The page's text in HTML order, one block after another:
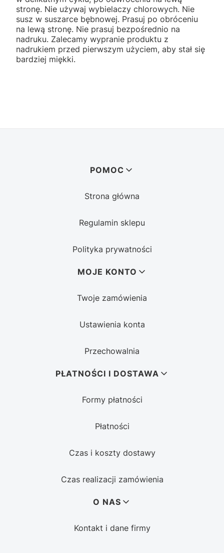
stronę. Nie używaj wybielaczy chlorowych. Nie
susz w suszarce bębnowej. Prasuj po obróceniu
na lewą stronę. Nie prasuj bezpośrednio na
nadruku. Zalecamy wypranie produktu z
nadrukiem przed pierwszym użyciem, aby stał się
bardziej miękki.
POMOC
Strona główna
Regulamin sklepu
Polityka prywatności
MOJE KONTO
Twoje zamówienia
Ustawienia konta
Przechowalnia
PŁATNOŚCI I DOSTAWA
Formy płatności
Płatności
Czas i koszty dostawy
Czas realizacji zamówienia
O NAS
Kontakt i dane firmy